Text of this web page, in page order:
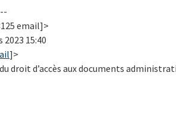
email]>
2023 15:40
]>
droit d’accès aux documents